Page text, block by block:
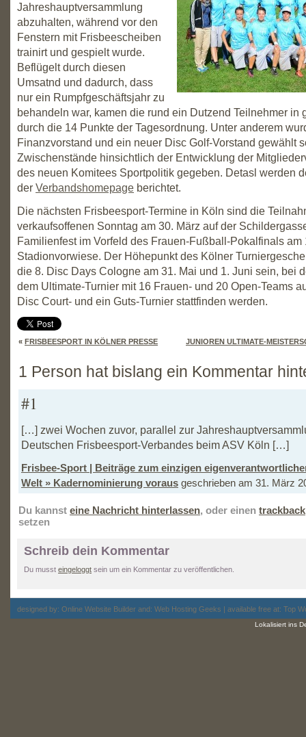
Jahreshauptversammlung
abzuhalten, während vor den
Fenstern mit Frisbeescheiben
trainirt und gespielt wurde.
Beflügelt durch diesen
Umsatnd und dadurch, dass
nur ein Rumpfgeschäftsjahr zu
behandeln war, kamen die rund ein Dutzend Teilnehmer in
durch die 14 Punkte der Tagesordnung. Unter anderem
Finanzvorstand und ein neuer Disc Golf-Vorstand gewählt
Zwischenstände hinsichtlich der Entwicklung der
des neuen Komitees Sportpolitik gegeben. Detasl werden
der Verbandshomepage berichtet.
Die nächsten Frisbeesport-Termine in Köln sind die
verkaufsoffenen Sonntag am 30. März auf der
Familienfest im Vorfeld des Frauen-Fußball-Pokalfinals am
Stadionvorwiese. Der Höhepunkt des Kölner
die 8. Disc Days Cologne am 31. Mai und 1. Juni sein, bei
dem Ultimate-Turnier mit 16 Frauen- und 20 Open-Teams
Disc Court- und ein Guts-Turnier stattfinden werden.
« FRISBEESPORT IN KÖLNER PRESSE JUNIOREN ULTIMATE-
1 Person hat bislang ein Kommentar
#1
[…] zwei Wochen zuvor, parallel zur
Deutschen Frisbeesport-Verbandes beim ASV Köln […]
Frisbee-Sport | Beiträge zum einzigen
Welt » Kadernominierung voraus geschrieben am 31. März
Du kannst eine Nachricht hinterlassen, oder einen trackback
setzen
Schreib dein Kommentar
Du musst eingeloggt sein um ein Kommentar zu veröffentlichen.
designed by: Online Website Builder and: Web Hosting Geeks | available free at: Top
Lokalisiert ins